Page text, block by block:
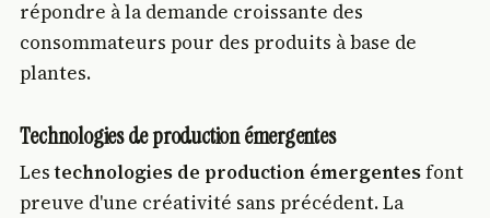
répondre à la demande croissante des
consommateurs pour des produits à base de
plantes.
Technologies de production émergentes
Lestechnologies de production émergentesfont
preuve d'une créativité sans précédent. La